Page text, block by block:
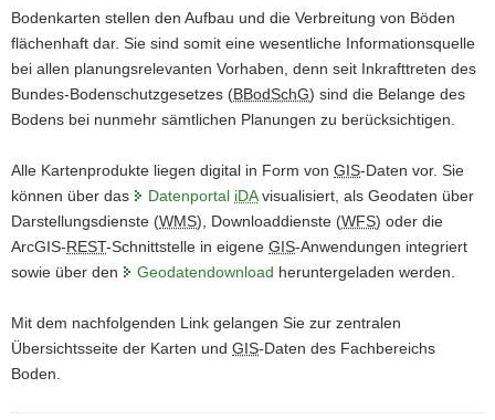
N
a
v
i
g
t
i
o
n
ist
Hintergrund
eine
topographische
Karte,
die
Bodenkarte
mit
farbiger
Signatur.
Es
Polygone
zu
sehen,
mit
Bodenkarten stellen den Aufbau und die Verbreitung von Böden
flächenhaft dar. Sie sind somit eine wesentliche Informationsquelle
bei allen planungsrelevanten Vorhaben, denn seit Inkrafttreten des
Bundes-Bodenschutzgesetzes (BBodSchG) sind die Belange des
Bodens bei nunmehr sämtlichen Planungen zu berücksichtigen.
Alle Kartenprodukte liegen digital in Form von GIS-Daten vor. Sie
können über das
Datenportal iDAvisualisiert, als Geodaten über
Darstellungsdienste (WMS), Downloaddienste (WFS) oder die
ArcGIS-REST-Schnittstelle in eigene GIS-Anwendungen integriert
sowie über den
Geodatendownload heruntergeladen werden.
Mit dem nachfolgenden Link gelangen Sie zur zentralen
Übersichtsseite der Karten und GIS-Daten des Fachbereichs
Boden.